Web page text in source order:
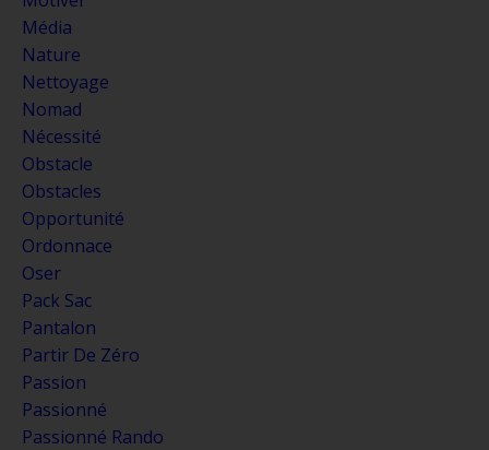
Média
Nature
Nettoyage
Nomad
Nécessité
Obstacle
Obstacles
Opportunité
Ordonnace
Oser
Pack Sac
Pantalon
Partir De Zéro
Passion
Passionné
Passionné Rando